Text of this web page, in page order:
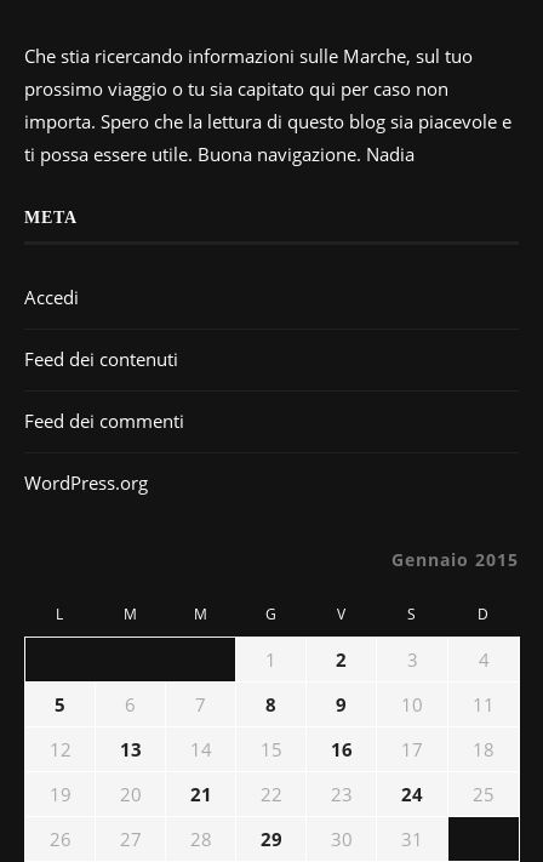
Che stia ricercando informazioni sulle Marche, sul tuo
prossimo viaggio o tu sia capitato qui per caso non
importa. Spero che la lettura di questo blog sia piacevole e
ti possa essere utile. Buona navigazione. Nadia
META
Accedi
Feed dei contenuti
Feed dei commenti
WordPress.org
Gennaio 2015
L M M G V S D
1 2 3
4
5
6 7 8 9 10
11
12
13 14 15 16 17
18
19
20 21 22 23 24
25
26
27 28 29 30 31